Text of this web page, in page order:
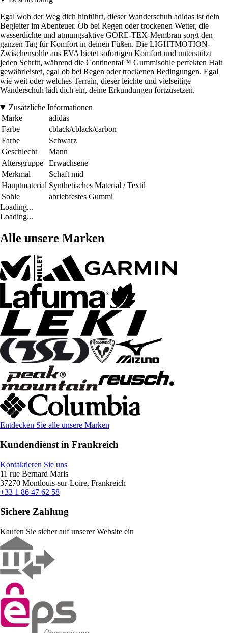
Egal woh der Weg dich hinführt, dieser Wanderschuh adidas ist dein
Begleiter im Abenteuer. Ob bei Regen oder trockenen Wetter, die
wasserdichte und atmungsaktive GORE-TEX-Membran sorgt den
ganzen Tag für Komfort in deinen Füßen. Die LIGHTMOTION-
Zwischensohle aus EVA bietet sofortigen Komfort und unterstützt
jeden Schritt, während die Continental™ Gummisohle perfekten Halt
gewährleistet, egal ob bei Regen oder trockenen Bedingungen. Egal
wie weit oder welches Terrain, dieser leichte und vielseitige
Wanderschuh lädt dich ein, deine Erkundungen fortzusetzen.
Zusätzliche Informationen
Marke
adidas
Farbe
cblack/cblack/carbon
Farbe
Schwarz
Geschlecht
Mann
Altersgruppe
Erwachsene
Merkmal
Schaft mid
Hauptmaterial Synthetisches Material / Textil
Sohle
abriebfestes Gummi
Loading...
Loading...
Alle unsere Marken
Entdecken Sie alle unsere Marken
Kundendienst in Frankreich
Kontaktieren Sie uns
11 rue Bernard Maris
37270 Montlouis-sur-Loire, Frankreich
+33 1 86 47 62 58
Sichere Zahlung
Kaufen Sie sicher auf unserer Website ein